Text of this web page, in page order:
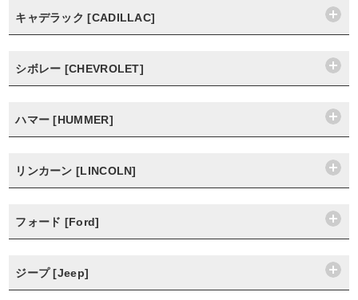
キャデラック [CADILLAC]
シボレー [CHEVROLET]
ハマー [HUMMER]
リンカーン [LINCOLN]
フォード [Ford]
ジープ [Jeep]